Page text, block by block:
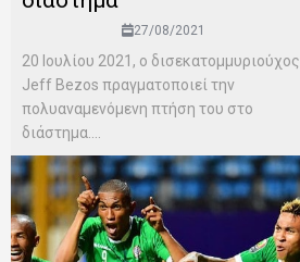
27/08/2021
20 Ιουλίου 2021, ο δισεκατομμυριούχος
Jeff Bezos πραγματοποιεί την
πολυαναμενόμενη πτήση του στο
διάστημα....